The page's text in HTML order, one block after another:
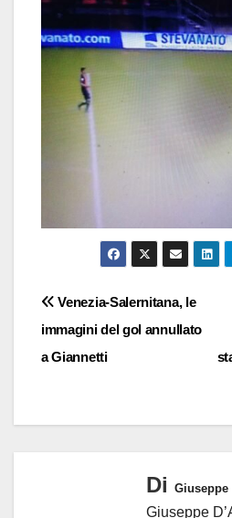
Navigazione
articoli
Venezia-Salernitana, le
immagini del gol annullato
a Giannetti
Di Giuseppe
Giuseppe